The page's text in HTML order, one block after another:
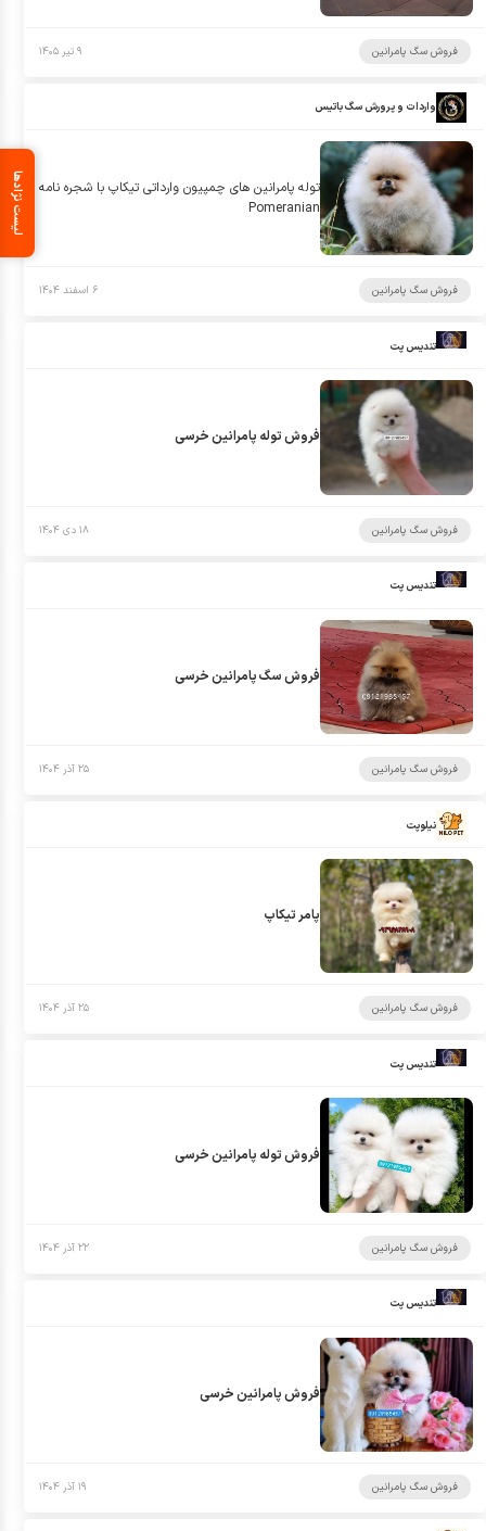
لیست نژادها
فروش سگ پامرانین ۹ تیر ۱۴۰۵
واردات و پرورش سگ باتیس
توله پامرانین های چمپیون وارداتی تیکاپ با شجره نامه
Pomeranian
فروش سگ پامرانین ۶ اسفند ۱۴۰۴
تندیس پت
فروش توله پامرانین خرسی
فروش سگ پامرانین ۱۸ دی ۱۴۰۴
تندیس پت
فروش سگ پامرانین خرسی
فروش سگ پامرانین ۲۵ آذر ۱۴۰۴
نیلوپت
پامر تیکاپ
فروش سگ پامرانین ۲۵ آذر ۱۴۰۴
تندیس پت
فروش توله پامرانین خرسی
فروش سگ پامرانین ۲۲ آذر ۱۴۰۴
تندیس پت
فروش پامرانین خرسی
فروش سگ پامرانین ۱۹ آذر ۱۴۰۴